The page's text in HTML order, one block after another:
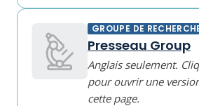
GROUPE DE
Presseau Group
Anglais seulement.
pour ouvrir une
cette page.